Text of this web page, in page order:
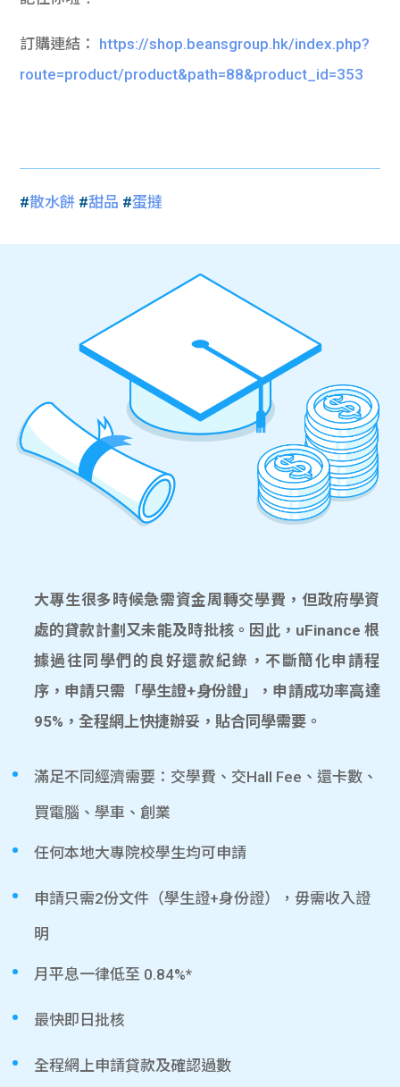
訂購連結： https://shop.beansgroup.hk/index.php?
route=product/product&path=88&product_id=353
#散水餅 #甜品 #蛋撻
大專生很多時候急需資金周轉交學費，但政府學資
處的貸款計劃又未能及時批核。因此，uFinance 根
據過往同學們的良好還款紀錄，不斷簡化申請程
序，申請只需「學生證+身份證」，申請成功率高達
95%，全程網上快捷辦妥，貼合同學需要。
滿足不同經濟需要：交學費、交Hall Fee、還卡數、
買電腦、學車、創業
任何本地大專院校學生均可申請
申請只需2份文件（學生證+身份證），毋需收入證
明
月平息一律低至 0.84%*
最快即日批核
全程網上申請貸款及確認過數